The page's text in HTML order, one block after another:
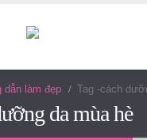
dẫn làm đẹp Tag -cách
da mùa hè